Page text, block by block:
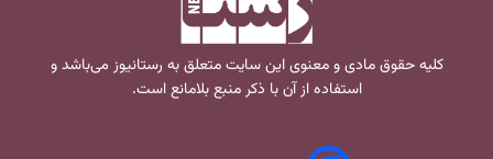
کلیه حقوق مادی و معنوی این سایت متعلق به رستانیوز می‌باشد و
استفاده از آن با ذکر منبع بلامانع است.